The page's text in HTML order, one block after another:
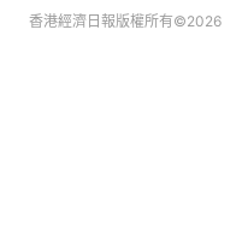
香港經濟日報版權所有©2026